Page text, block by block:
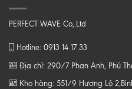
PERFECT WAVE Co,.Ltd
Hotline: 0913 14 17 33
Địa chỉ: 290/7 Phan Anh, Phú
Kho hàng: 551/9 Hương Lộ